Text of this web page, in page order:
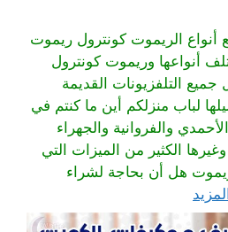
أنواع الريموت كونترول ريموت
أنواعها وريموت كونترول
التلفزيونات القديمة
لباب منزلكم أين ما كنتم في
والفروانية والجهراء
الكثير من الميزات التي
هل أن بحاجة لشراء